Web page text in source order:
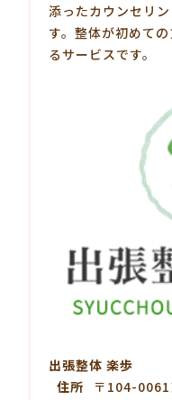
添ったカウンセリ
す。整体が初めて
るサービスです。
出張整体 楽歩
住所
〒104-0061